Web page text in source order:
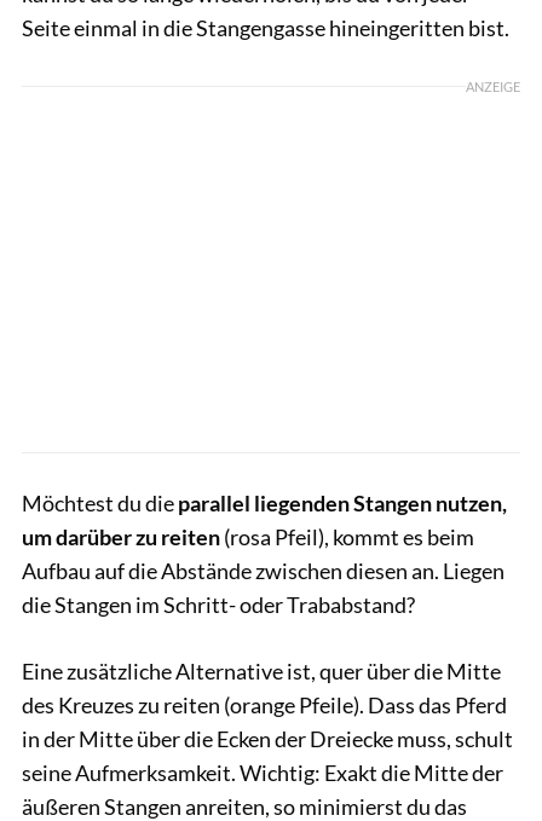
Seite einmal in die Stangengasse hineingeritten bist.
ANZEIGE
Möchtest du dieparallel liegenden Stangen nutzen,
um darüber zu reiten(rosa Pfeil), kommt es beim
Aufbau auf die Abstände zwischen diesen an. Liegen
die Stangen im Schritt- oder Trababstand?
Eine zusätzliche Alternative ist, quer über die Mitte
des Kreuzes zu reiten (orange Pfeile). Dass das Pferd
in der Mitte über die Ecken der Dreiecke muss, schult
seine Aufmerksamkeit. Wichtig: Exakt die Mitte der
äußeren Stangen anreiten, so minimierst du das